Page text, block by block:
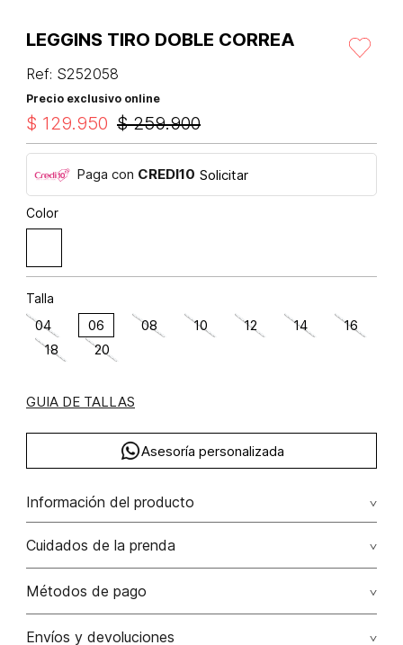
LEGGINS TIRO DOBLE CORREA
Ref: S252058
Precio exclusivo online
$ 259.900
$ 129.950
Paga con CREDI10 Solicitar
Color
Talla
04 06 08 10 12 14
16
18
20
GUIA DE TALLAS
Asesoría personalizada
Información del producto
Viscosa 75% elastano 3% poliamida 22%
Cuidados de la prenda
No dejar en remojo /lavar por separado / no utilizar
Métodos de pago
Tarjetas de crédito: Visa, Dinners, Master Card y American
Envíos y devoluciones